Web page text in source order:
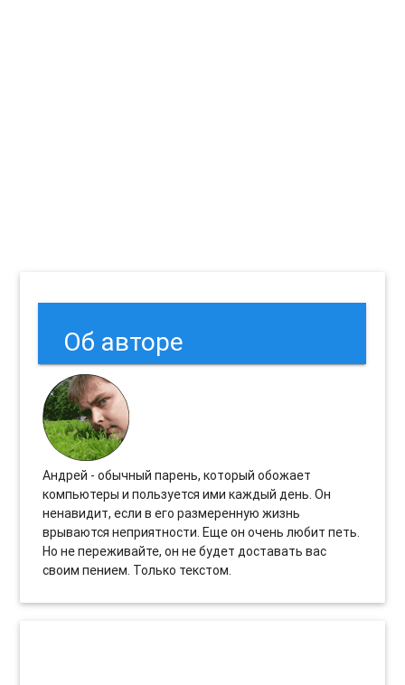
Об авторе
Андрей - обычный парень, который обожает
компьютеры и пользуется ими каждый день. Он
ненавидит, если в его размеренную жизнь
врываются неприятности. Еще он очень любит петь.
Но не переживайте, он не будет доставать вас
своим пением. Только текстом.